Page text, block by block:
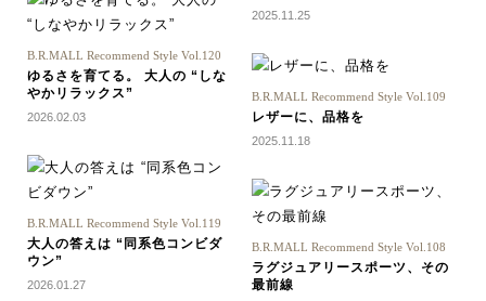
B.R.MALL Recommend Style Vol.120
ゆるさを育てる。 大人の “しな
やかリラックス”
2026.02.03
B.R.MALL Recommend Style Vol.119
大人の答えは “同系色コンビダ
ウン”
2026.01.27
2025.11.25
B.R.MALL Recommend Style Vol.109
レザーに、品格を
2025.11.18
B.R.MALL Recommend Style Vol.108
ラグジュアリースポーツ、その
最前線